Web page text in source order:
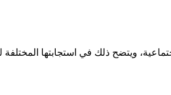
ويتضح ذلك في استجابتها